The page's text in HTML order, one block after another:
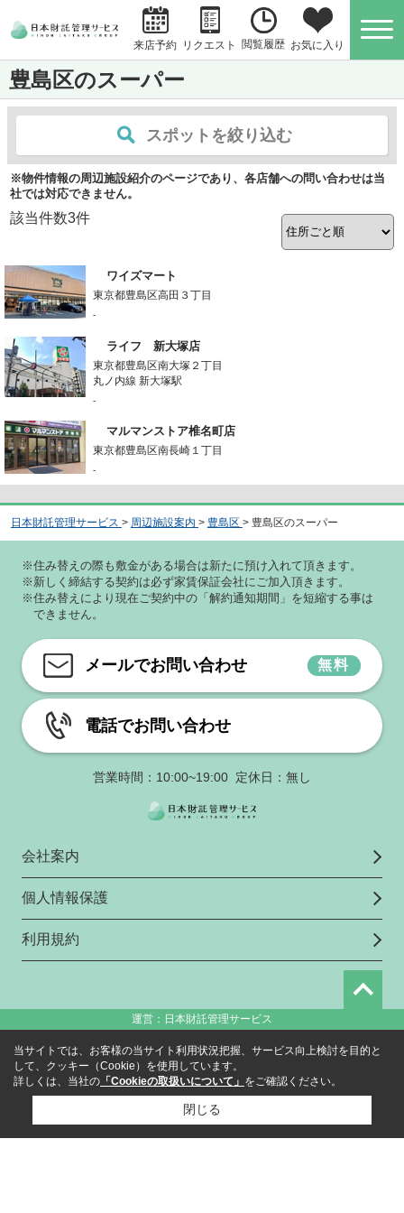
来店予約 リクエスト 閲覧履歴 お気に入り
豊島区のスーパー
スポットを絞り込む
※物件情報の周辺施設紹介のページであり、各店舗への問い合わせは当
社では対応できません。
該当件数3件
ワイズマート
東京都豊島区高田３丁目
-
ライフ 新大塚店
東京都豊島区南大塚２丁目
丸ノ内線 新大塚駅
-
マルマンストア椎名町店
東京都豊島区南長崎１丁目
-
日本財託管理サービス > 周辺施設案内 > 豊島区 > 豊島区のスーパー
※住み替えの際も敷金がある場合は新たに預け入れて頂きます。
※新しく締結する契約は必ず家賃保証会社にご加入頂きます。
※住み替えにより現在ご契約中の「解約通知期間」を短縮する事は
できません。
メールでお問い合わせ 無料
電話でお問い合わせ
営業時間：10:00~19:00 定休日：無し
会社案内
個人情報保護
利用規約
運営：日本財託管理サービス
当サイトでは、お客様の当サイト利用状況把握、サービス向上検討を目的と
して、クッキー（Cookie）を使用しています。
詳しくは、当社の 「Cookieの取扱いについて」 をご確認ください。
閉じる